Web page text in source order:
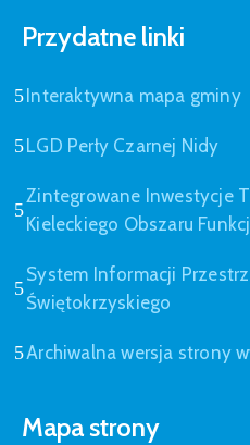
Przydatne linki
Interaktywna mapa gminy
LGD Perły Czarnej Nidy
Zintegrowane Inwestycje
Kieleckiego Obszaru
System Informacji
Świętokrzyskiego
Archiwalna wersja strony
Mapa strony